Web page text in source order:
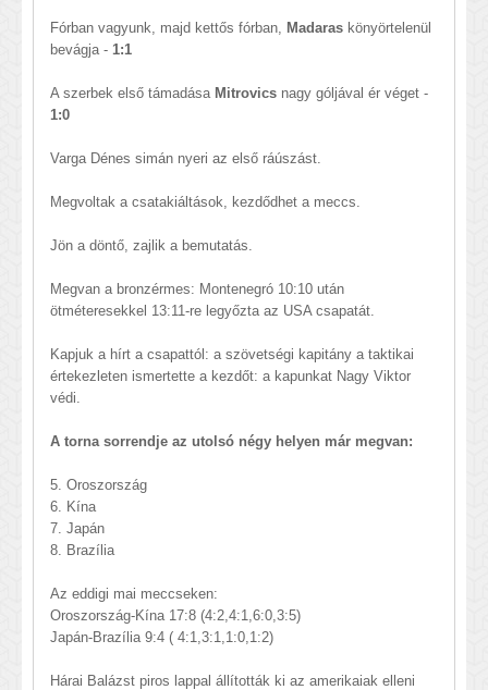
Fórban vagyunk, majd kettős fórban, Madaras könyörtelenül
bevágja - 1:1
A szerbek első támadása Mitrovics nagy góljával ér véget -
1:0
Varga Dénes simán nyeri az első ráúszást.
Megvoltak a csatakiáltások, kezdődhet a meccs.
Jön a döntő, zajlik a bemutatás.
Megvan a bronzérmes: Montenegró 10:10 után
ötméteresekkel 13:11-re legyőzta az USA csapatát.
Kapjuk a hírt a csapattól: a szövetségi kapitány a taktikai
értekezleten ismertette a kezdőt: a kapunkat Nagy Viktor
védi.
A torna sorrendje az utolsó négy helyen már megvan:
5. Oroszország
6. Kína
7. Japán
8. Brazília
Az eddigi mai meccseken:
Oroszország-Kína 17:8 (4:2,4:1,6:0,3:5)
Japán-Brazília 9:4 ( 4:1,3:1,1:0,1:2)
Hárai Balázst piros lappal állították ki az amerikaiak elleni